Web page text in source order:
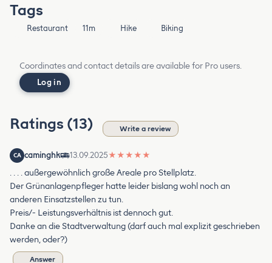
Tags
Restaurant 11m Hike Biking
Coordinates and contact details are available for Pro users.
Log in
Ratings (13) Write a review
CA caminghk 13.09.2025★ ★ ★ ★ ★
. . . . außergewöhnlich große Areale pro Stellplatz.
Der Grünanlagenpfleger hatte leider bislang wohl noch an
anderen Einsatzstellen zu tun.
Preis/- Leistungsverhältnis ist dennoch gut.
Danke an die Stadtverwaltung (darf auch mal explizit geschrieben
werden, oder?)
Answer